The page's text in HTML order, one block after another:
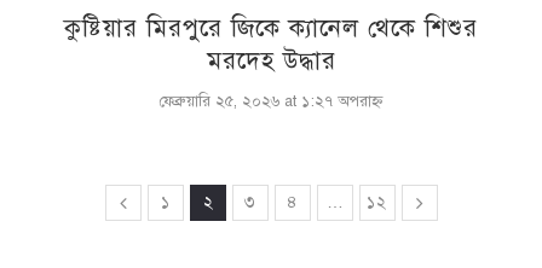
কুষ্টিয়ার মিরপুরে জিকে ক্যানেল থেকে শিশুর
মরদেহ উদ্ধার
ফেব্রুয়ারি ২৫, ২০২৬ at ১:২৭ অপরাহ্ণ
১ ২ ৩ ৪ … ১২